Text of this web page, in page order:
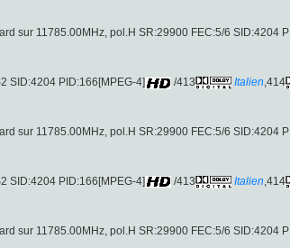
sur 11785.00MHz, pol.H SR:29900 FEC:5/6 SID:4204
SID:4204 PID:166[MPEG-4] /413 Italien,414
sur 11785.00MHz, pol.H SR:29900 FEC:5/6 SID:4204
SID:4204 PID:166[MPEG-4] /413 Italien,414
sur 11785.00MHz, pol.H SR:29900 FEC:5/6 SID:4204